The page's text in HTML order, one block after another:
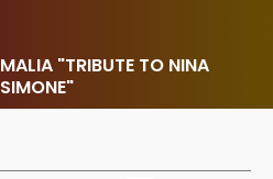
MALIA "TRIBUTE TO NINA
SIMONE"